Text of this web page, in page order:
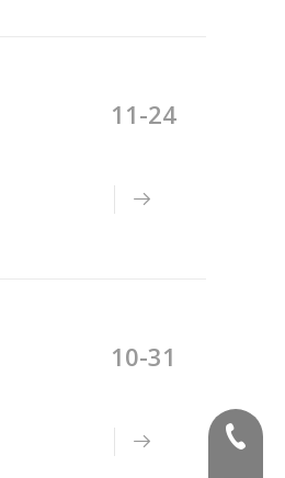
11-24
10-31
(+86) -